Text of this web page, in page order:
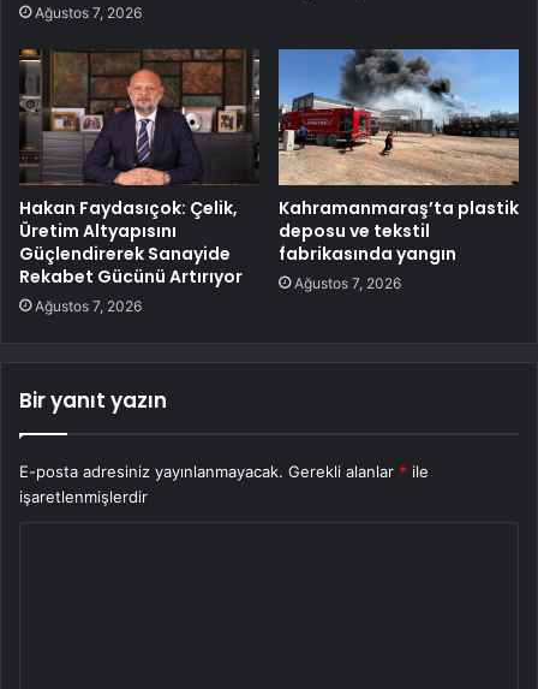
Ağustos 7, 2026
Hakan Faydasıçok: Çelik,
Üretim Altyapısını
Güçlendirerek Sanayide
Rekabet Gücünü Artırıyor
Ağustos 7, 2026
Kahramanmaraş’ta plastik
deposu ve tekstil
fabrikasında yangın
Ağustos 7, 2026
Bir yanıt yazın
E-posta adresiniz yayınlanmayacak. Gerekli alanlar * ile
işaretlenmişlerdir